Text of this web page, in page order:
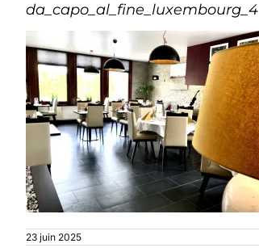
da_capo_al_fine_luxembourg_4
23 juin 2025